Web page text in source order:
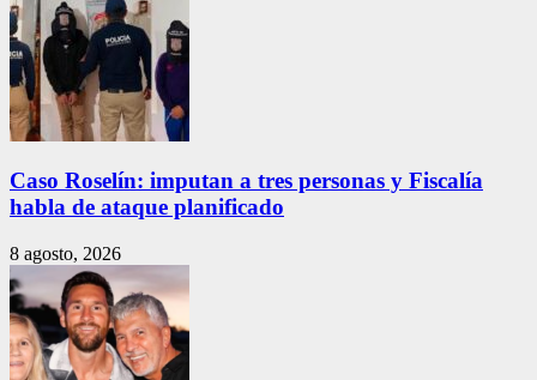
Caso Roselín: imputan a tres personas y Fiscalía
habla de ataque planificado
8 agosto, 2026